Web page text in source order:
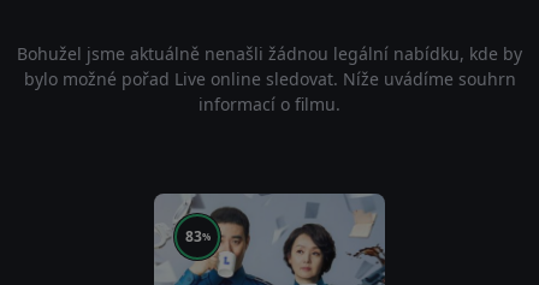
Bohužel jsme aktuálně nenašli žádnou legální nabídku, kde by
bylo možné pořad Live online sledovat. Níže uvádíme souhrn
informací o filmu.
83%